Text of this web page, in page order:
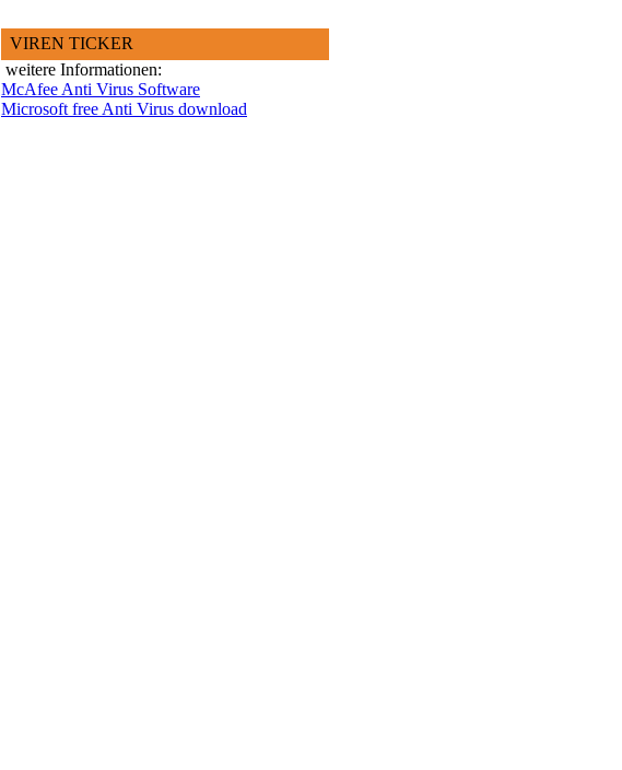
VIREN TICKER
weitere Informationen:
McAfee Anti Virus Software
Microsoft free Anti Virus download